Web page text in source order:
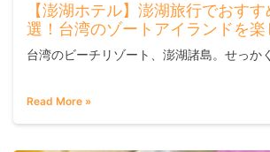
【澎湖ホテル】澎湖旅行でおす
選！台湾のゾートアイランドを楽
台湾のビーチリゾート、澎湖諸島。せっか
Read More »